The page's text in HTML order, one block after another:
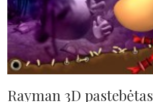
Rayman 3D pastebėtas